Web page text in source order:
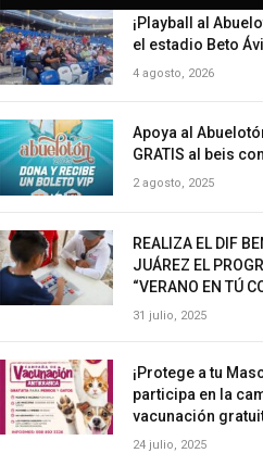
¡Playball al
el estadio Beto
4 agosto, 2026
Apoya al
GRATIS al beis
2 agosto, 2025
REALIZA EL DIF
JUÁREZ EL
“VERANO EN TÚ
31 julio, 2025
¡Protege a tu
participa en la
vacunación
24 julio, 2025